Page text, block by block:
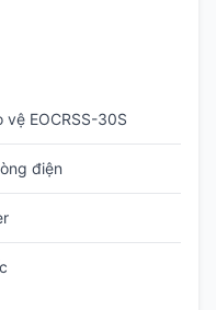
vệ EOCRSS-30S
điện